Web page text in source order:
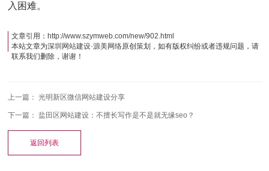
入困难。
文章引用： http://www.szymweb.com/new/902.html
本站文章为深圳网站建设·源美网络原创策划，如有版权纠纷或者违规问题，请
联系我们删除，谢谢！
上一篇：光明新区微信网站建设分享
下一篇：盐田区网站建设：不擅长写作是不是就无缘seo？
返回列表